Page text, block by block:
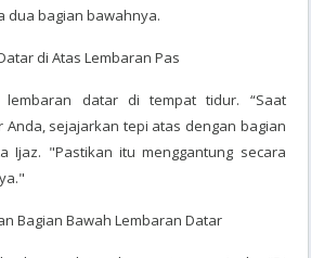
dua bagian bawahnya.
di Atas Lembaran Pas
lembaran datar di tempat tidur. “Saat
sejajarkan tepi atas dengan bagian
Ijaz. "Pastikan itu menggantung secara
Bagian Bawah Lembaran Datar